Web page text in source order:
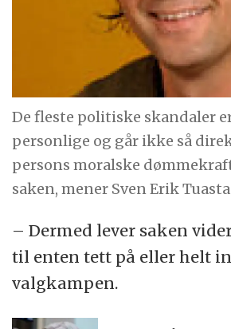
De fleste politiske skandaler
personlige og går ikke så
persons moralske
saken, mener Sven Erik
– Dermed lever saken
til enten tett på eller helt
valgkampen.